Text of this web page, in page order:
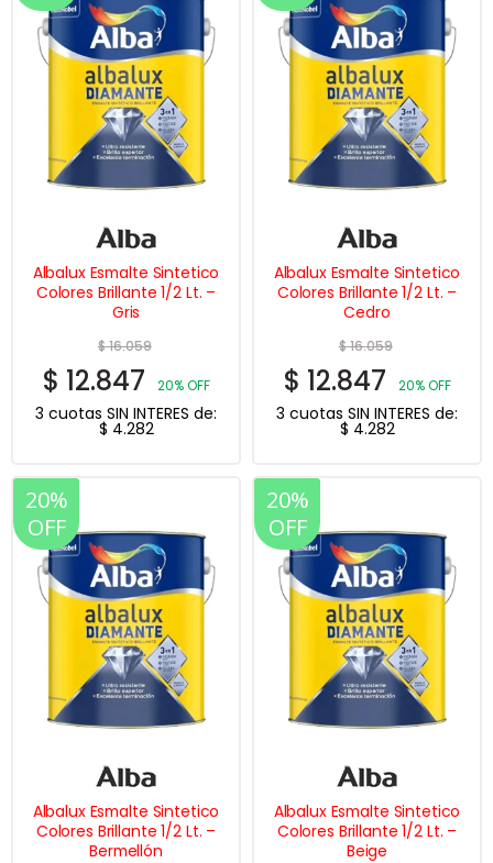
Albalux Esmalte Sintetico
Colores Brillante 1/2 Lt. –
Gris
$16.059
$ 12.847 20% OFF
3 cuotas SIN INTERES de:
$ 4.282
Albalux Esmalte Sintetico
Colores Brillante 1/2 Lt. –
Cedro
$16.059
$ 12.847 20% OFF
3 cuotas SIN INTERES de:
$ 4.282
20%
OFF
Albalux Esmalte Sintetico
Colores Brillante 1/2 Lt. –
Bermellón
20%
OFF
Albalux Esmalte Sintetico
Colores Brillante 1/2 Lt. –
Beige